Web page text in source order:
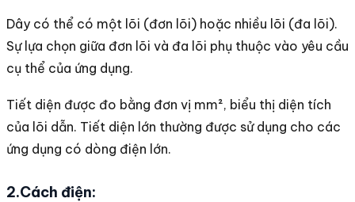
Dây có thể có một lõi (đơn lõi) hoặc nhiều lõi (đa lõi).
Sự lựa chọn giữa đơn lõi và đa lõi phụ thuộc vào yêu cầu
cụ thể của ứng dụng.
Tiết diện được đo bằng đơn vị mm², biểu thị diện tích
của lõi dẫn. Tiết diện lớn thường được sử dụng cho các
ứng dụng có dòng điện lớn.
2.Cách điện: